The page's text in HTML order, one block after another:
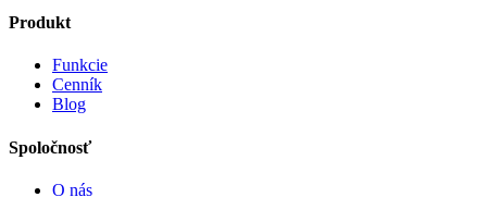
Produkt
Funkcie
Cenník
Blog
Spoločnosť
O nás